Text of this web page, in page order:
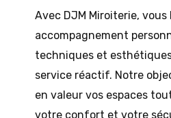
Avec DJM Miroiterie, vous
accompagnement
techniques et
service réactif. Notre
en valeur vos espaces
votre confort et votre